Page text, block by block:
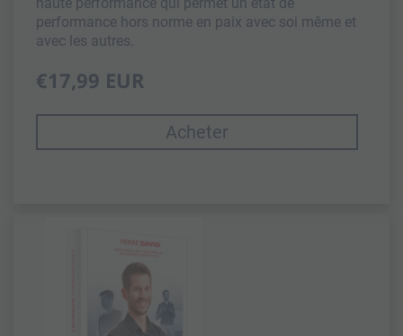
haute performance qui permet un état de
performance hors norme en paix avec soi même et
avec les autres.
€17,99 EUR
Acheter